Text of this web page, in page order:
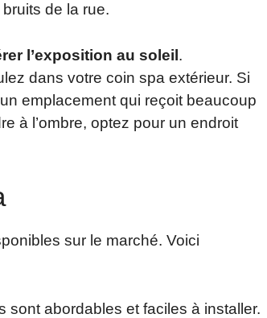
de la rue.
l’exposition au soleil.
dans votre coin spa extérieur. Si
emplacement qui reçoit beaucoup
à l’ombre, optez pour un endroit
sur le marché. Voici
sont abordables et faciles à installer.